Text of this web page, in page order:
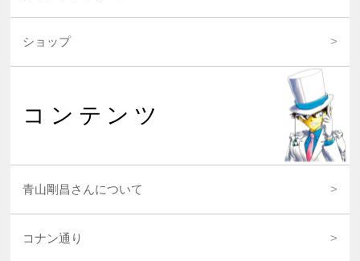
ショップ
コンテンツ
青山剛昌さんについて
コナン通り